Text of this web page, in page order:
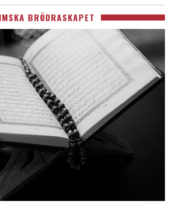
BRÖDRASKAPET